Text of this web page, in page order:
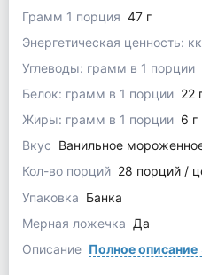
Грамм 1 порция 47 г
Энергетическая ценность:
Углеводы: грамм в 1 порции
Белок: грамм в 1 порции 22
Жиры: грамм в 1 порции 6 г
Вкус Ванильное
Кол-во порций 28 порций /
Упаковка Банка
Мерная ложечка Да
Описание Полное описание